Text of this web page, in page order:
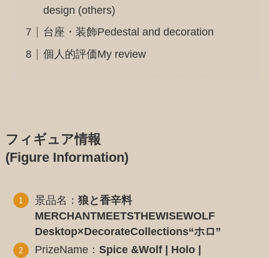
design (others)
台座・装飾Pedestal and decoration
個人的評価My review
フィギュア情報
(Figure Information)
景品名：狼と香辛料
MERCHANTMEETSTHEWISEWOLF
Desktop×DecorateCollections“ホロ”
PrizeName：Spice &Wolf | Holo |